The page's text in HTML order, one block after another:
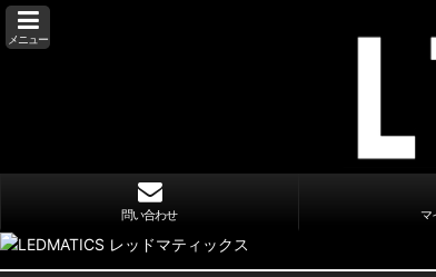
メニュー
問い合わせ マ